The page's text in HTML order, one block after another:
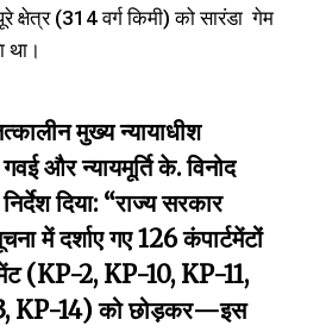
क्षेत्र (314 वर्ग किमी) को सारंडा गेम
था।
मुख्य न्यायाधीश
गवई और न्यायमूर्ति के. विनोद
दिया: “राज्य सरकार
में दर्शाए गए 126 कंपार्टमेंटों
(KP-2, KP-10, KP-11,
KP-14) को छोड़कर—इस